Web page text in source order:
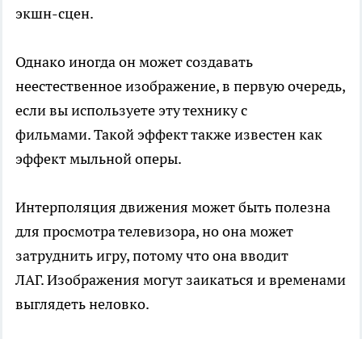
экшн-сцен.
Однако иногда он может создавать
неестественное изображение, в первую очередь,
если вы используете эту технику с
фильмами. Такой эффект также известен как
эффект мыльной оперы.
Интерполяция движения может быть полезна
для просмотра телевизора, но она может
затруднить игру, потому что она вводит
ЛАГ. Изображения могут заикаться и временами
выглядеть неловко.